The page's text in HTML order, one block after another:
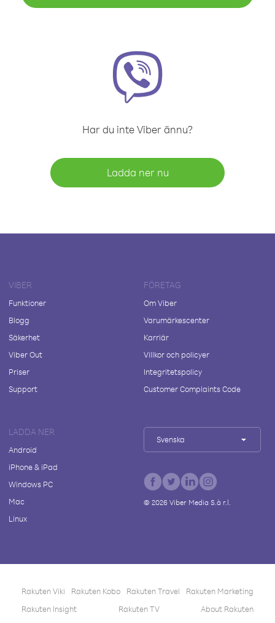
Har du inte Viber ännu?
Ladda ner nu
VIBER
Funktioner
Blogg
Säkerhet
Viber Out
Priser
Support
FÖRETAG
Om Viber
Varumärkescenter
Karriär
Villkor och policyer
Integritetspolicy
Customer Complaints Code
LADDA NER
Android
iPhone & iPad
Windows PC
Mac
Linux
Svenska
© 2026Viber Media S.à r.l.
Rakuten Viki Rakuten Kobo Rakuten Travel
Rakuten Marketing
Rakuten Insight
Rakuten TV About Rakuten